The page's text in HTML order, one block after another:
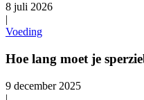
8 juli 2026
|
Voeding
Hoe lang moet je
9 december 2025